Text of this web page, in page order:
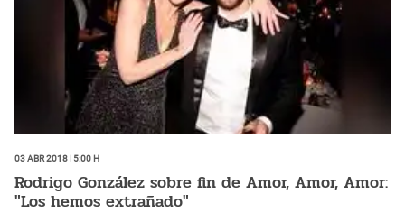
03 Abr 2018 | 5:00 h
Rodrigo González sobre fin de Amor, Amor, Amor:
"Los hemos extrañado"